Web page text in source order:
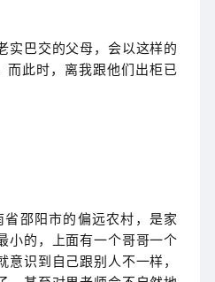
实巴交的父母，会以这样的
而此时，离我跟他们出柜已
邵阳市的偏远农村，是家
小的，上面有一个哥哥一个
识到自己跟别人不一样，